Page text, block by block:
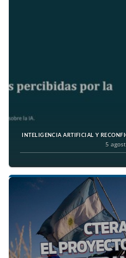
INTELIGENCIA ARTIFICIAL Y
5